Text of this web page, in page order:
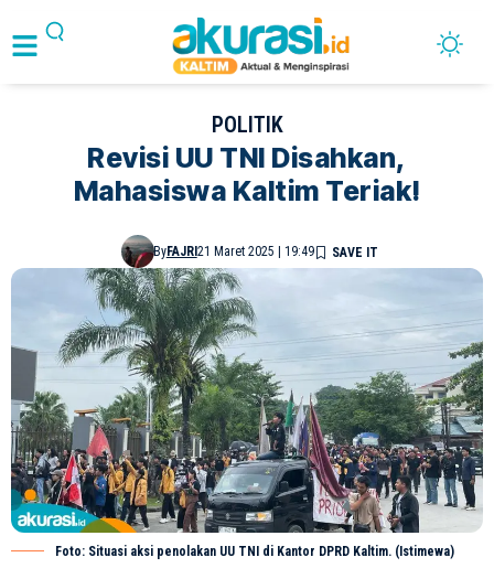
POLITIK
Revisi UU TNI Disahkan,
Mahasiswa Kaltim Teriak!
ByFAJRI21 Maret 2025 | 19:49
Foto: Situasi aksi penolakan UU TNI di Kantor DPRD Kaltim. (Istimewa)